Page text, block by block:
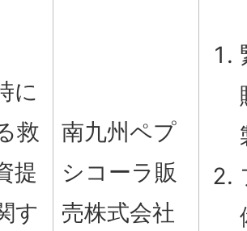
に
救
提
す
南九州ペプ
シコーラ販
売株式会社